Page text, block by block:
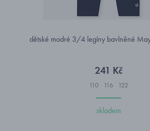
dětské modré 3/4 legíny bavlněné
241 Kč
110 116 122
skladem